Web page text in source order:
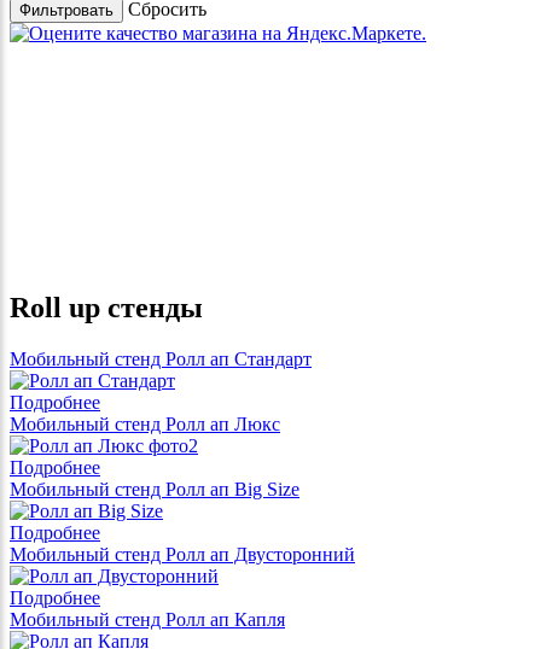
Cбросить
Roll up стенды
Мобильный стенд Ролл ап Стандарт
Подробнее
Мобильный стенд Ролл ап Люкс
Подробнее
Мобильный стенд Ролл ап Big Size
Подробнее
Мобильный стенд Ролл ап Двусторонний
Подробнее
Мобильный стенд Ролл ап Капля